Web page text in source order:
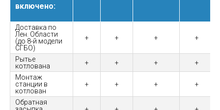
включено:
Доставка по
Лен. Области
(до 8-й модели
СГБО)
+ + + +
Рытье
котлована
+ + +
+
Монтаж
станции в
котлован
+ + + +
Обратная